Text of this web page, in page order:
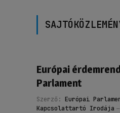
Európai
Parlament
Szerző: Európai
Kapcsolattartó Irodája